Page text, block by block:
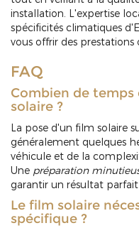
installation. L'expertise
spécificités climatiques
vous offrir des prestations
FAQ
Combien de
solaire ?
La pose d'un film solaire
généralement quelques
véhicule et de la
Une préparation
garantir un résultat
Le film solaire
spécifique ?